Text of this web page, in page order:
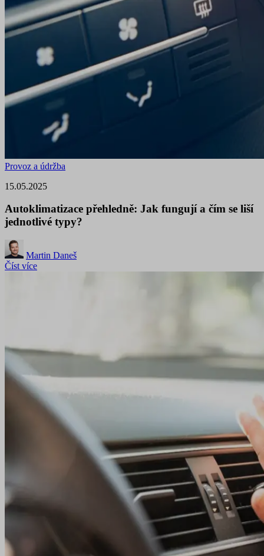
Provoz a údržba
15.05.2025
Autoklimatizace přehledně: Jak fungují a čím se liší
jednotlivé typy?
Martin Daneš
Číst více